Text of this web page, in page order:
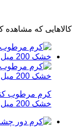
کالاهایی که مشاهده
کرم مرطوب
خشک 200 میل